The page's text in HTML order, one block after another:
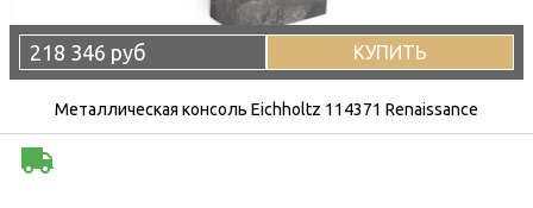
218 346 руб КУПИТЬ
Металлическая консоль Eichholtz 114371 Renaissance